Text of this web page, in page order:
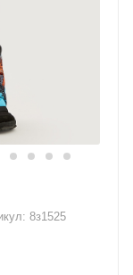
8з1525